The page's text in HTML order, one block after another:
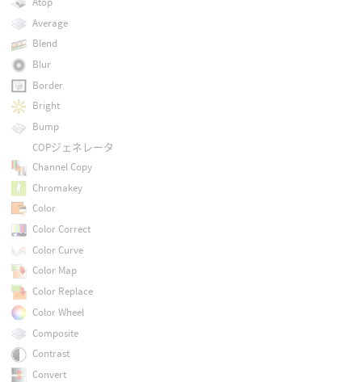
Average
Blend
Blur
Border
Bright
Bump
COPジェネレータ
Channel Copy
Chromakey
Color
Color Correct
Color Curve
Color Map
Color Replace
Color Wheel
Composite
Contrast
Convert